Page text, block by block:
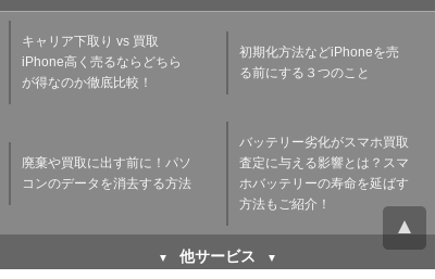
キャリア下取り vs 買取
iPhone高く売るならどちら
が得なのか徹底比較！
初期化方法などiPhoneを売
る前にする３つのこと
廃棄や買取に出す前に！パソ
コンのデータを消去する方法
バッテリー劣化がスマホ買取
査定に与える影響とは？スマ
ホバッテリーの寿命を延ばす
方法もご紹介！
他サービス